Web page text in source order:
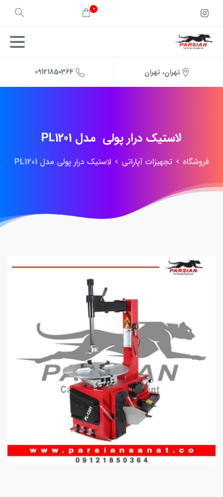
0
تهران، تهران 09121850364
لاستیک درارپولی مدل PL1201
فروشگاه تجهیزات آپاراتی لاستیک درار پولی مدل PL1201